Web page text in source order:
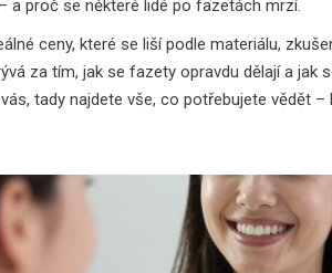
a proč se některé lidé po fazetách mrzí.
ceny, které se liší podle materiálu,
za tím, jak se fazety opravdu dělají a jak
tady najdete vše, co potřebujete vědět –